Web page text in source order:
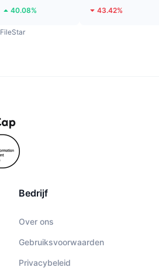
40.08% 43.42%
FileStar
Bedrijf
Over ons
Gebruiksvoorwaarden
Privacybeleid